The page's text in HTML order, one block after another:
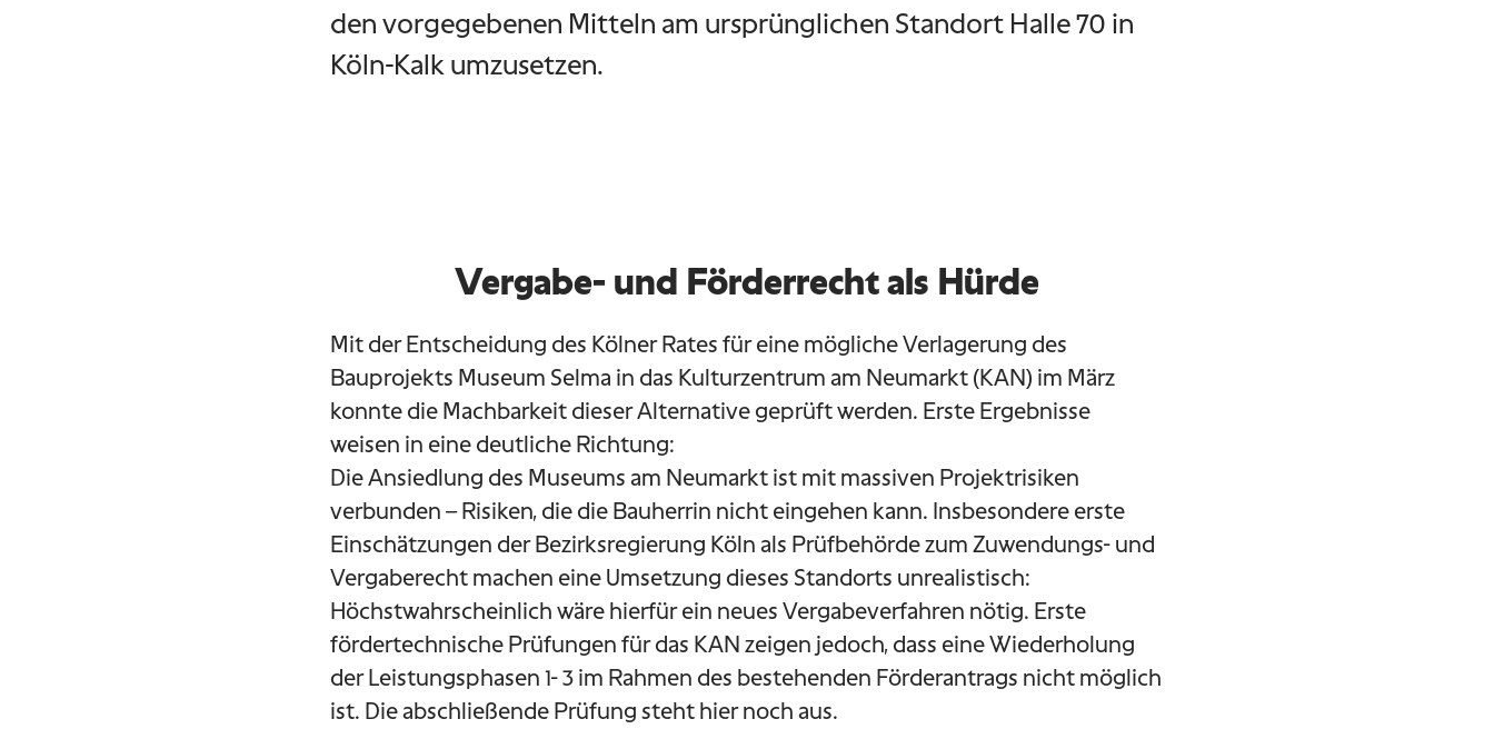
den vorgegebenen Mitteln am ursprünglichen Standort Halle 70 in
Köln-Kalk umzusetzen.
Vergabe- und Förderrecht als Hürde
Mit der Entscheidung des Kölner Rates für eine mögliche Verlagerung des
Bauprojekts Museum Selma in das Kulturzentrum am Neumarkt (KAN) im März
konnte die Machbarkeit dieser Alternative geprüft werden. Erste Ergebnisse
weisen in eine deutliche Richtung:
Die Ansiedlung des Museums am Neumarkt ist mit massiven Projektrisiken
verbunden – Risiken, die die Bauherrin nicht eingehen kann. Insbesondere erste
Einschätzungen der Bezirksregierung Köln als Prüfbehörde zum Zuwendungs- und
Vergaberecht machen eine Umsetzung dieses Standorts unrealistisch:
Höchstwahrscheinlich wäre hierfür ein neues Vergabeverfahren nötig. Erste
fördertechnische Prüfungen für das KAN zeigen jedoch, dass eine Wiederholung
der Leistungsphasen 1- 3 im Rahmen des bestehenden Förderantrags nicht möglich
ist. Die abschließende Prüfung steht hier noch aus.